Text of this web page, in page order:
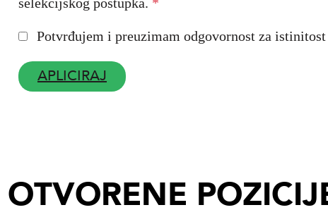
Potvrđujem i preuzimam odgovornost za istinitost
APLICIRAJ
OTVORENE